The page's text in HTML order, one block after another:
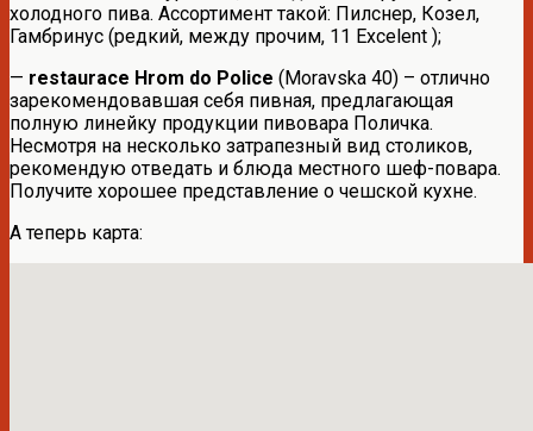
холодного пива. Ассортимент такой: Пилснер, Козел,
Гамбринус (редкий, между прочим, 11 Excelent );
— restaurace Hrom do Police (Moravska 40) – отлично
зарекомендовавшая себя пивная, предлагающая
полную линейку продукции пивовара Поличка.
Несмотря на несколько затрапезный вид столиков,
рекомендую отведать и блюда местного шеф-повара.
Получите хорошее представление о чешской кухне.
А теперь карта: